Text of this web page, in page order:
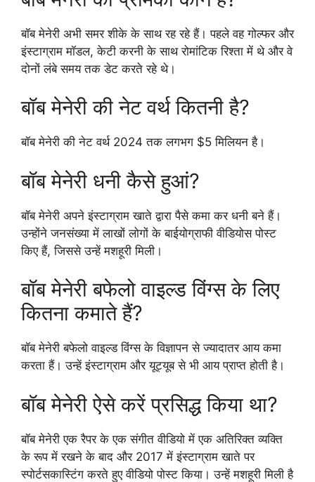
बॉब मेनेरी अभी समर शीके के साथ रह रहे हैं। पहले वह गोल्फर और
इंस्टाग्राम मॉडल, केटी करनी के साथ रोमांटिक रिश्ता में थे और वे
दोनों लंबे समय तक डेट करते रहे थे।
बॉब मेनेरी की नेट वर्थ कितनी है?
बॉब मेनेरी की नेट वर्थ 2024 तक लगभग $5 मिलियन है।
बॉब मेनेरी धनी कैसे हुआं?
बॉब मेनेरी अपने इंस्टाग्राम खाते द्वारा पैसे कमा कर धनी बने हैं।
उन्होंने जनसंख्या में लाखों लोगों के बाईयोग्राफी वीडियोस पोस्ट
किए हैं, जिससे उन्हें मशहूरी मिली।
बॉब मेनेरी बफेलो वाइल्ड विंग्स के लिए
कितना कमाते हैं?
बॉब मेनेरी बफेलो वाइल्ड विंग्स के विज्ञापन से ज्यादातर आय कमा
करता हैं। उन्हें इंस्टाग्राम और यूट्यूब से भी आय प्राप्त होती है।
बॉब मेनेरी ऐसे करें प्रसिद्ध किया था?
बॉब मेनेरी एक रैपर के एक संगीत वीडियो में एक अतिरिक्त व्यक्ति
के रूप में रखने के बाद और 2017 में इंस्टाग्राम खाते पर
स्पोर्टसकास्टिंग करते हुए वीडियो पोस्ट किया। उन्हें मशहूरी मिली है